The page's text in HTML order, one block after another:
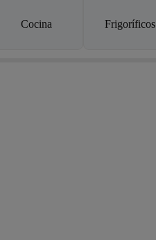
Cocina Frigoríficos